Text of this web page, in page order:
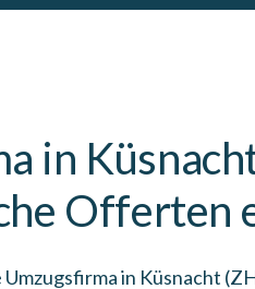
in
Offerten
in Küsnacht